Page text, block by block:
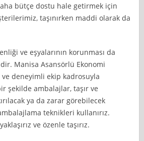
bütçe dostu hale getirmek için
taşınırken maddi olarak da
ve eşyalarının korunması da
Manisa Asansörlü Ekonomi
deneyimli ekip kadrosuyla
şekilde ambalajlar, taşır ve
ya da zarar görebilecek
teknikleri kullanırız.
ve özenle taşırız.